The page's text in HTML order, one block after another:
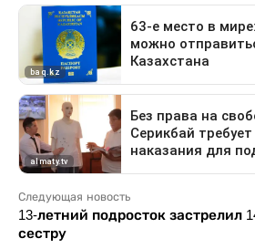
Следующая новость
13-летний подросток
сестру